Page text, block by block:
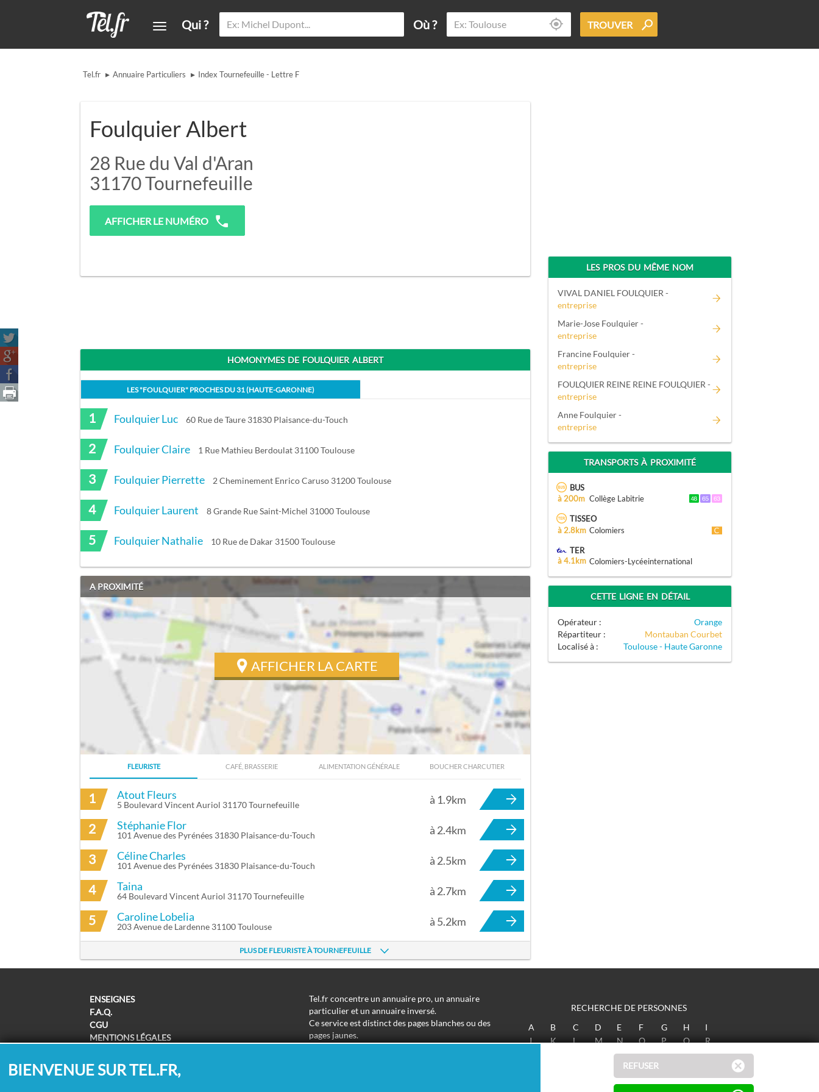
Qui ? Où ? TROUVER
Tel.fr ▸ Annuaire Particuliers ▸ Index Tournefeuille - Lettre F
Foulquier Albert
28 Rue du Val d'Aran
31170Tournefeuille
AFFICHER LE NUMÉRO
HOMONYMES DE FOULQUIER ALBERT
LES "FOULQUIER" PROCHES DU31 (HAUTE-GARONNE)
1 Foulquier Luc 60 Rue de Taure 31830 Plaisance-du-Touch
2 Foulquier Claire 1 Rue Mathieu Berdoulat 31100 Toulouse
3 Foulquier Pierrette 2 Cheminement Enrico Caruso 31200 Toulouse
4 Foulquier Laurent 8 Grande Rue Saint-Michel 31000 Toulouse
5 Foulquier Nathalie 10 Rue de Dakar 31500 Toulouse
A PROXIMITÉ
AFFICHER LA CARTE
ITINÉRAIRE VERS FOULQUIER ALBERT À TOURNEFEUILLE
FLEURISTE CAFÉ, BRASSERIE ALIMENTATION GÉNÉRALE BOUCHER CHARCUTIER
1 Atout Fleurs
5 Boulevard Vincent Auriol 31170 Tournefeuille à 1.9km
2 Stéphanie Flor
101 Avenue des Pyrénées 31830 Plaisance-du-Touch à 2.4km
3 Céline Charles
101 Avenue des Pyrénées 31830 Plaisance-du-Touch à 2.5km
4 Taina
64 Boulevard Vincent Auriol 31170 Tournefeuille à 2.7km
5 Caroline Lobelia
203 Avenue de Lardenne 31100 Toulouse à 5.2km
PLUS DE FLEURISTE À TOURNEFEUILLE
LES PROS DU MÊME NOM
VIVAL DANIEL FOULQUIER -
entreprise
Marie-Jose Foulquier -
entreprise
Francine Foulquier -
entreprise
FOULQUIER REINE REINE FOULQUIER -
entreprise
Anne Foulquier -
entreprise
TRANSPORTS À PROXIMITÉ
BUS
à 200m Collège Labitrie
TISSEO
à 2.8km Colomiers
TER
à 4.1km Colomiers-Lycéeinternational
CETTE LIGNE EN DÉTAIL
Opérateur :
Orange
Répartiteur :
Montauban Courbet
Localisé à :
Toulouse - Haute Garonne
ENSEIGNES
F.A.Q.
CGU
MENTIONS LÉGALES
POLITIQUE DE COOKIES
MODIFIER MES CHOIX COOKIES
Tel.fr concentre un annuaire pro, un annuaire
particulier et un annuaire inversé.
Ce service est distinct des pages blanches ou des
pages jaunes.
Les informations utilisées peuvent donc varier en
RECHERCHE DE PERSONNES
A
B C D E F G H
I
J
K L M N O P Q
R
W X Y Z
BIENVENUE SUR TEL.FR, REFUSER